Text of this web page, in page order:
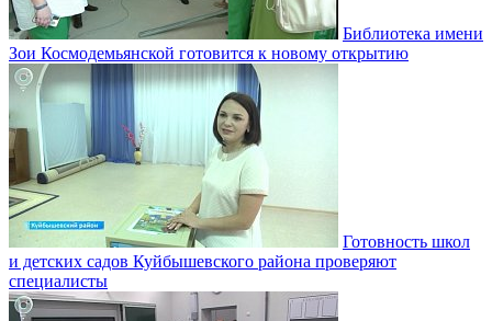
Библиотека имени
Зои Космодемьянской готовится к новому открытию
Готовность школ
и детских садов Куйбышевского района проверяют
специалисты